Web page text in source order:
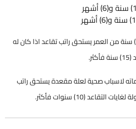
3. الموظف الذي اكمل (60) سنة من العمر يستحق راتب تقاعد اذا كان له
لاسباب صحية لعلة مقعدة يستحق راتب
(10) سنوات فأكثر.